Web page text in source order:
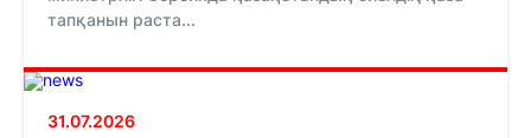
тапқанын раста...
31.07.2026